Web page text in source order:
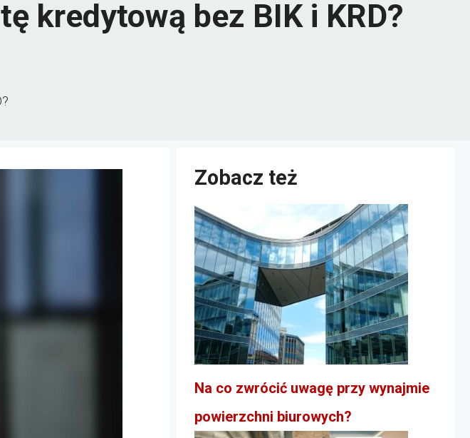
kredytową bez BIK i KRD?
Zobacz też
Na co zwrócić uwagę przy wynajmie
powierzchni biurowych?